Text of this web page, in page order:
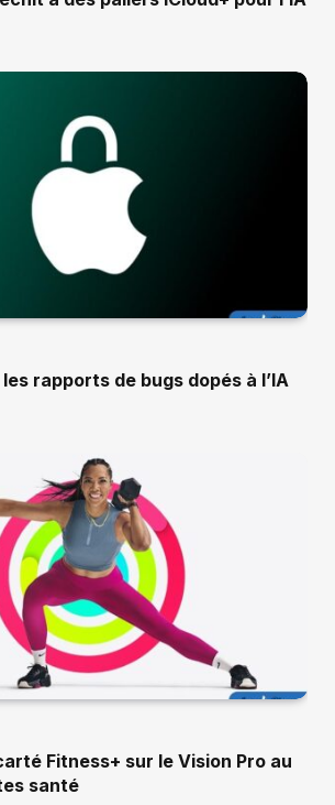
rapports de bugs dopés à l’IA
Fitness+ sur le Vision Pro au
santé